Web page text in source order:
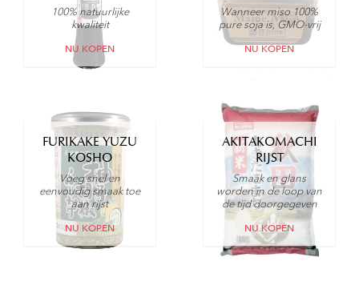
100% natuurlijke
kwaliteit
NU KOPEN
Wanneer miso 100%
pure soja is, GMO-vrij
NU KOPEN
FURIKAKE YUZU
KOSHO
Voeg snel en
eenvoudig smaak toe
aan rijst
NU KOPEN
AKITAKOMACHI
RIJST
Smaak en glans
worden in de loop van
de tijd doorgegeven
NU KOPEN